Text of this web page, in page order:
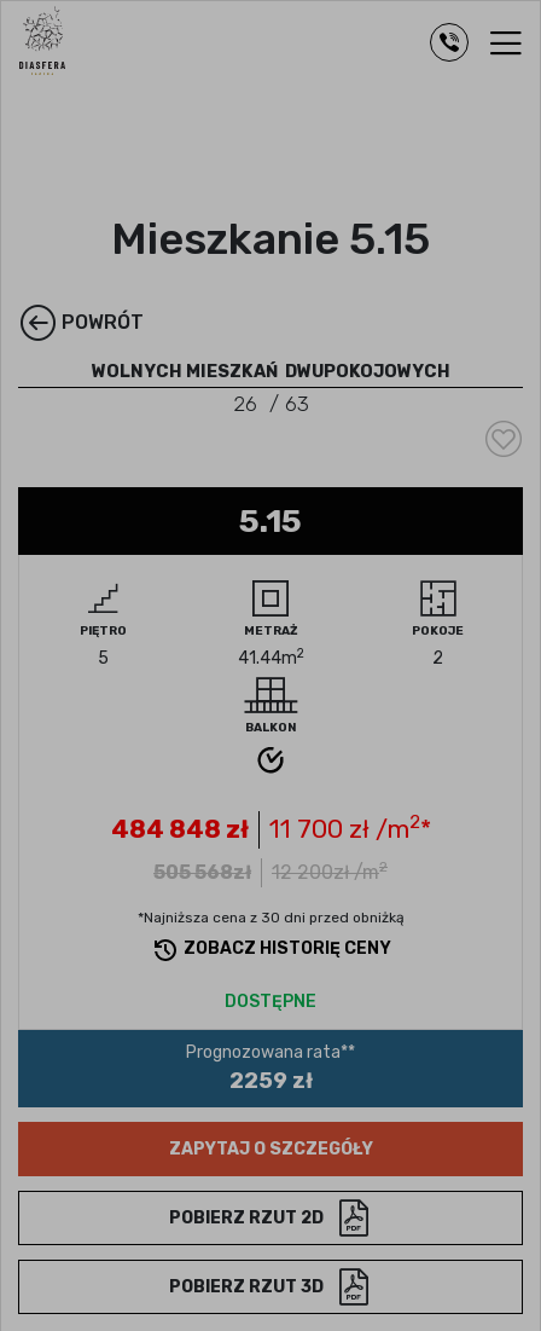
Mieszkanie 5.15
POWRÓT
WOLNYCH MIESZKAŃ DWUPOKOJOWYCH
26 / 63
5.15
PIĘTRO
5
METRAŻ
41.44m2
POKOJE
2
BALKON
484 848 zł 11 700 zł /m2*
505 568zł 12 200zł /m2
*Najniższa cena z 30 dni przed obniżką
ZOBACZ HISTORIĘ CENY
DOSTĘPNE
Prognozowana rata**
2259 zł
ZAPYTAJ O SZCZEGÓŁY
POBIERZ RZUT 2D
POBIERZ RZUT 3D